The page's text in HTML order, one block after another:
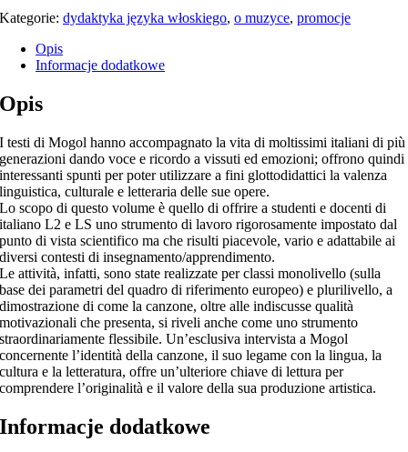
Kategorie:dydaktyka języka włoskiego,o muzyce,promocje
Opis
Informacje dodatkowe
Opis
I testi di Mogol hanno accompagnato la vita di moltissimi italiani di più
generazioni dando voce e ricordo a vissuti ed emozioni; offrono quindi
interessanti spunti per poter utilizzare a fini glottodidattici la valenza
linguistica, culturale e letteraria delle sue opere.
Lo scopo di questo volume è quello di offrire a studenti e docenti di
italiano L2 e LS uno strumento di lavoro rigorosamente impostato dal
punto di vista scientifico ma che risulti piacevole, vario e adattabile ai
diversi contesti di insegnamento/apprendimento.
Le attività, infatti, sono state realizzate per classi monolivello (sulla
base dei parametri del quadro di riferimento europeo) e plurilivello, a
dimostrazione di come la canzone, oltre alle indiscusse qualità
motivazionali che presenta, si riveli anche come uno strumento
straordinariamente flessibile. Un’esclusiva intervista a Mogol
concernente l’identità della canzone, il suo legame con la lingua, la
cultura e la letteratura, offre un’ulteriore chiave di lettura per
comprendere l’originalità e il valore della sua produzione artistica.
Informacje dodatkowe